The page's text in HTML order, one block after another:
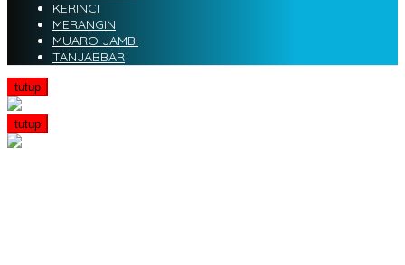
KERINCI
MERANGIN
MUARO JAMBI
TANJABBAR
tutup
tutup